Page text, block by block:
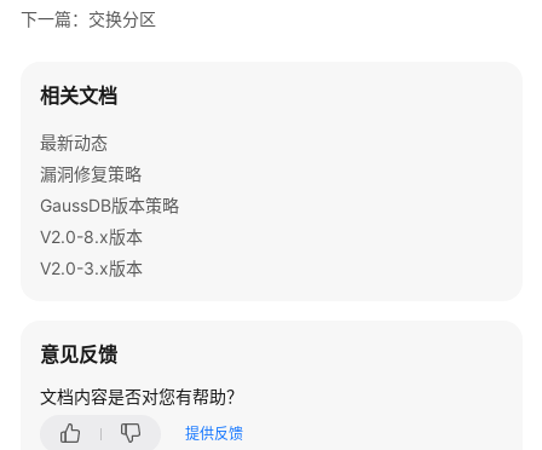
指
参
考
佳
性
下一篇：交换分区
相关文档
最新动态
漏洞修复策略
GaussDB版本策略
V2.0-8.x版本
V2.0-3.x版本
意见反馈
文档内容是否对您有帮助？
提供反馈